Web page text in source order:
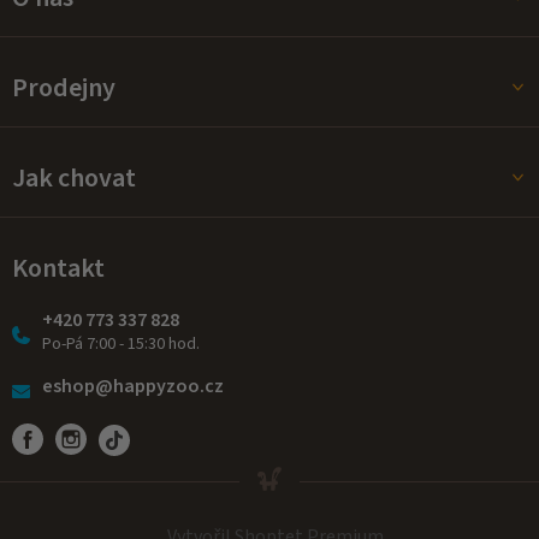
Prodejny
Jak chovat
Kontakt
+420 773 337 828
Po-Pá 7:00 - 15:30 hod.
eshop@happyzoo.cz